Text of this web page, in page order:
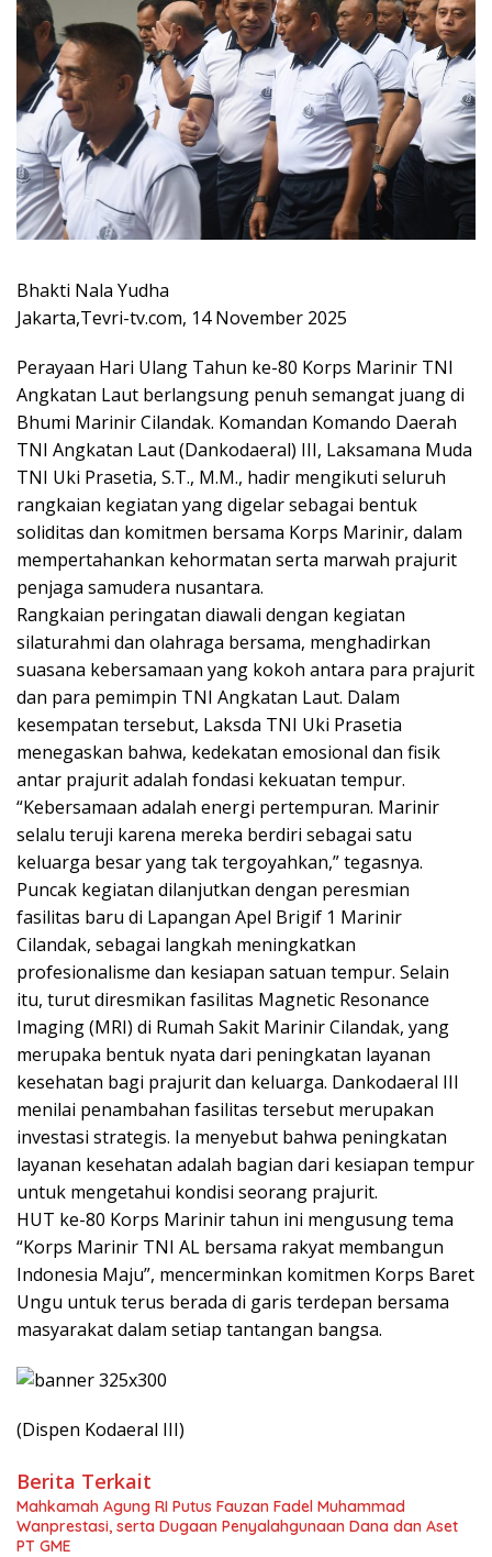
Bhakti Nala Yudha
Jakarta,Tevri-tv.com, 14 November 2025
Perayaan Hari Ulang Tahun ke-80 Korps Marinir TNI
Angkatan Laut berlangsung penuh semangat juang di
Bhumi Marinir Cilandak. Komandan Komando Daerah
TNI Angkatan Laut (Dankodaeral) III, Laksamana Muda
TNI Uki Prasetia, S.T., M.M., hadir mengikuti seluruh
rangkaian kegiatan yang digelar sebagai bentuk
soliditas dan komitmen bersama Korps Marinir, dalam
mempertahankan kehormatan serta marwah prajurit
penjaga samudera nusantara.
Rangkaian peringatan diawali dengan kegiatan
silaturahmi dan olahraga bersama, menghadirkan
suasana kebersamaan yang kokoh antara para prajurit
dan para pemimpin TNI Angkatan Laut. Dalam
kesempatan tersebut, Laksda TNI Uki Prasetia
menegaskan bahwa, kedekatan emosional dan fisik
antar prajurit adalah fondasi kekuatan tempur.
“Kebersamaan adalah energi pertempuran. Marinir
selalu teruji karena mereka berdiri sebagai satu
keluarga besar yang tak tergoyahkan,” tegasnya.
Puncak kegiatan dilanjutkan dengan peresmian
fasilitas baru di Lapangan Apel Brigif 1 Marinir
Cilandak, sebagai langkah meningkatkan
profesionalisme dan kesiapan satuan tempur. Selain
itu, turut diresmikan fasilitas Magnetic Resonance
Imaging (MRI) di Rumah Sakit Marinir Cilandak, yang
merupaka bentuk nyata dari peningkatan layanan
kesehatan bagi prajurit dan keluarga. Dankodaeral III
menilai penambahan fasilitas tersebut merupakan
investasi strategis. Ia menyebut bahwa peningkatan
layanan kesehatan adalah bagian dari kesiapan tempur
untuk mengetahui kondisi seorang prajurit.
HUT ke-80 Korps Marinir tahun ini mengusung tema
“Korps Marinir TNI AL bersama rakyat membangun
Indonesia Maju”, mencerminkan komitmen Korps Baret
Ungu untuk terus berada di garis terdepan bersama
masyarakat dalam setiap tantangan bangsa.
(Dispen Kodaeral III)
Berita Terkait
Mahkamah Agung RI Putus Fauzan Fadel Muhammad
Wanprestasi, serta Dugaan Penyalahgunaan Dana dan Aset
PT GME